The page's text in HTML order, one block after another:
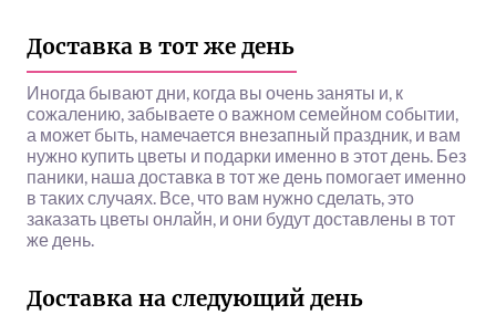
Доставка в тот же день
Иногда бывают дни, когда вы очень заняты и, к
сожалению, забываете о важном семейном событии,
а может быть, намечается внезапный праздник, и вам
нужно купить цветы и подарки именно в этот день. Без
паники, наша доставка в тот же день помогает именно
в таких случаях. Все, что вам нужно сделать, это
заказать цветы онлайн, и они будут доставлены в тот
же день.
Доставка на следующий день